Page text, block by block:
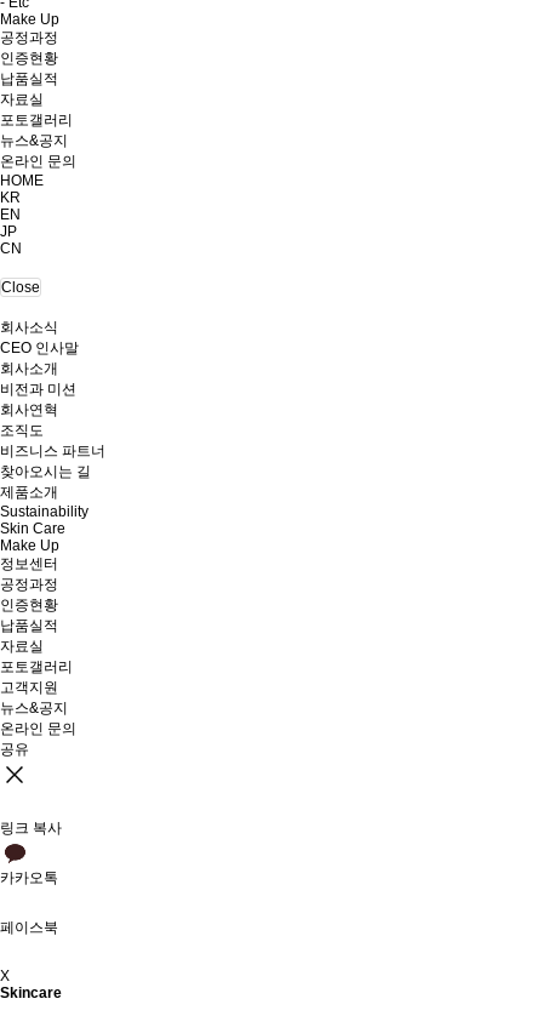
Make Up
공정과정
인증현황
납품실적
자료실
포토갤러리
뉴스&공지
온라인 문의
HOME
KR
EN
JP
CN
Close
회사소식
CEO 인사말
회사소개
비전과 미션
회사연혁
조직도
비즈니스 파트너
찾아오시는 길
제품소개
Sustainability
Skin Care
Make Up
정보센터
공정과정
인증현황
납품실적
자료실
포토갤러리
고객지원
뉴스&공지
온라인 문의
공유
링크 복사
카카오톡
페이스북
X
Skincare